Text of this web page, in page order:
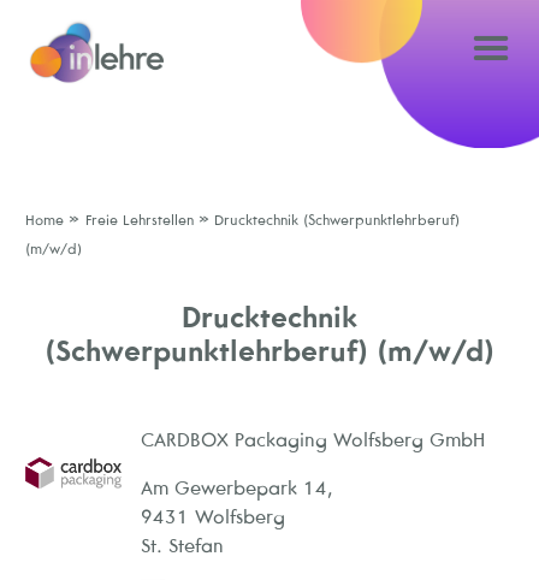
Home » Freie Lehrstellen » Drucktechnik (Schwerpunktlehrberuf)
(m/w/d)
Drucktechnik
(Schwerpunktlehrberuf) (m/w/d)
CARDBOX Packaging Wolfsberg GmbH
Am Gewerbepark 14,
9431 Wolfsberg
St. Stefan